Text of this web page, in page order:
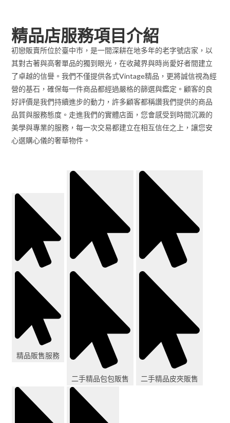
精品店服務項目介紹
初戀販賣所位於臺中市，是一間深耕在地多年的老字號店家，以
其對古著與高奢單品的獨到眼光，在收藏界與時尚愛好者間建立
了卓越的信譽。我們不僅提供各式Vintage精品，更將誠信視為經
營的基石，確保每一件商品都經過嚴格的篩選與鑑定。顧客的良
好評價是我們持續進步的動力，許多顧客都稱讚我們提供的商品
品質與服務態度。走進我們的實體店面，您會感受到時間沉澱的
美學與專業的服務，每一次交易都建立在相互信任之上，讓您安
心選購心儀的奢華物件。
精品販售服務
二手精品包包販售 二手精品皮夾販售